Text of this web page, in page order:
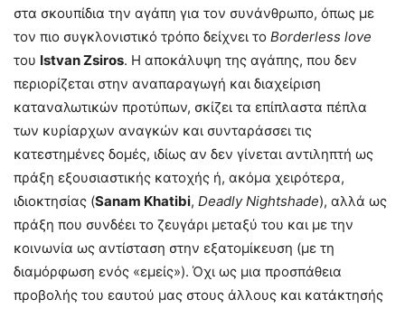
στα σκουπίδια την αγάπη για τον συνάνθρωπο, όπως με
τον πιο συγκλονιστικό τρόπο δείχνει το Borderless love
του Istvan Zsiros. Η αποκάλυψη της αγάπης, που δεν
περιορίζεται στην αναπαραγωγή και διαχείριση
καταναλωτικών προτύπων, σκίζει τα επίπλαστα πέπλα
των κυρίαρχων αναγκών και συνταράσσει τις
κατεστημένες δομές, ιδίως αν δεν γίνεται αντιληπτή ως
πράξη εξουσιαστικής κατοχής ή, ακόμα χειρότερα,
ιδιοκτησίας (Sanam Khatibi, Deadly Nightshade), αλλά ως
πράξη που συνδέει το ζευγάρι μεταξύ του και με την
κοινωνία ως αντίσταση στην εξατομίκευση (με τη
διαμόρφωση ενός «εμείς»). Όχι ως μια προσπάθεια
προβολής του εαυτού μας στους άλλους και κατάκτησής